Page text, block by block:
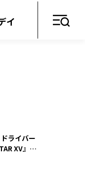
イ
ライバー
XV』を